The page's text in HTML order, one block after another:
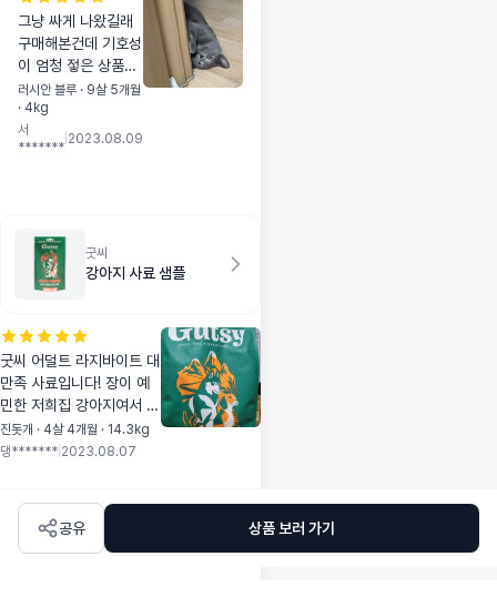
로도기 아로마패드를
사용했는데 발도장
찍는 일이 10% 이내
여서 완전 만족이었
거든요~~ 노스멜 패
드가 더 흡수력이 좋
다고 해서 이걸로 바
라내고 새 패드를 덧
대어 짜깁기해서 사
고 종이 보푸라기도
안 날려서 대 만족입
니다.
그냥 싸게 나왔길래
구매해본건데 기호성
이 엄청 젛은 상품인
것같아요 간식인줄
알고 환장하더라구용
기존에 먹던 로열케
러시안 블루 · 9살 5개월
· 4kg
서
*******
2023.08.09
굿씨
강아지 사료 샘플
굿씨 어덜트 라지바이트 대
만족 사료입니다! 장이 예
민한 저희집 강아지여서 사
료를 이것저것 바꾸고있었
어요. 사료를 바꿀때마다
만나고... 세상에 예쁜똥으
로 바뀌었답니다! 바꾸는과
진돗개 · 4살 4개월 · 14.3kg
댕******* 2023.08.07
공유 상품 보러 가기